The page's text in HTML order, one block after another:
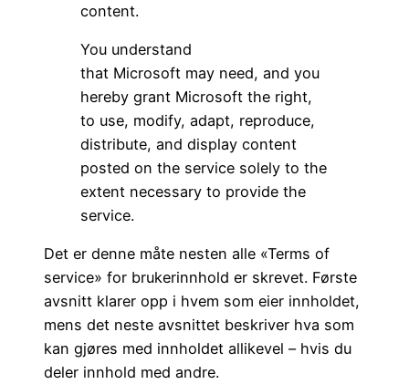
content.
You understand
that Microsoft may need, and you
hereby grant Microsoft the right,
to use, modify, adapt, reproduce,
distribute, and display content
posted on the service solely to the
extent necessary to provide the
service.
Det er denne måte nesten alle «Terms of
service» for brukerinnhold er skrevet. Første
avsnitt klarer opp i hvem som eier innholdet,
mens det neste avsnittet beskriver hva som
kan gjøres med innholdet allikevel – hvis du
deler innhold med andre.